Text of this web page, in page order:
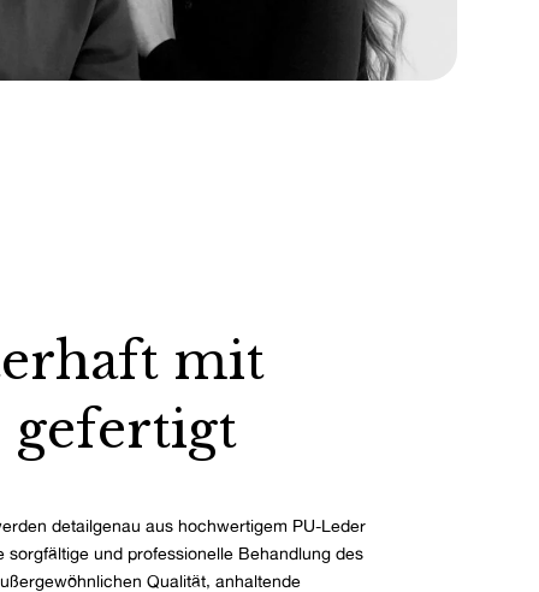
mit
gefertigt
detailgenau aus hochwertigem PU-Leder
sorgfältige und professionelle Behandlung des
Qualität, anhaltende